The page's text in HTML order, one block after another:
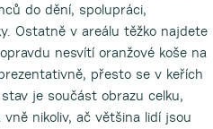
do dění, spolupráci,
Ostatně v areálu těžko najdete
nesvítí oranžové koše na
přesto se v keřích
je součást obrazu celku,
nikoliv, ač většina lidí jsou